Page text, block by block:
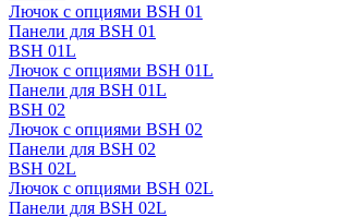
Лючок с опциями BSH 01
Панели для BSH 01
BSH 01L
Лючок с опциями BSH 01L
Панели для BSH 01L
BSH 02
Лючок с опциями BSH 02
Панели для BSH 02
BSH 02L
Лючок с опциями BSH 02L
Панели для BSH 02L